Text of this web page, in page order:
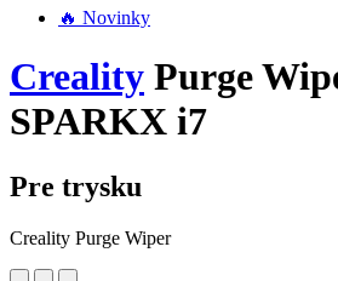
🔥 Novinky
Creality Purge
SPARKX i7
Pre trysku
Creality Purge Wiper